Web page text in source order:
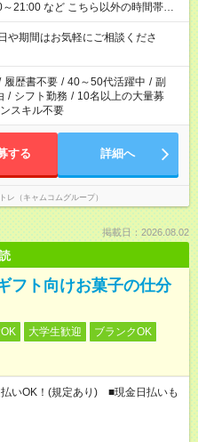
ら以外の時間帯も
期間はお気軽にご相談くださ
履歴書不要 / 40～50代活躍中 / 副
/ シフト勤務 / 10名以上の大量募
スキル不要
する 詳細へ
レ（キャムコムグループ）
掲載日：2026.08.02
フト向けお菓子の仕分
大学生歓迎
ブランクOK
いOK！(規定あり) ■現金日払いも